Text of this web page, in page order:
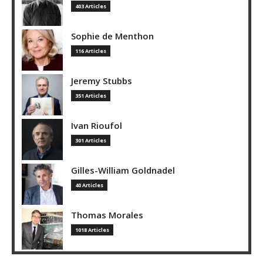
403 Articles
Sophie de Menthon
116 Articles
Jeremy Stubbs
351 Articles
Ivan Rioufol
301 Articles
Gilles-William Goldnadel
40 Articles
Thomas Morales
1018 Articles